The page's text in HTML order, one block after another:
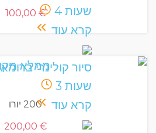
שעות 4
קרא עוד
סיור קולינרי ברומא
שעות 3
קרא עוד
100,00 €
200 יורו
200,00 €